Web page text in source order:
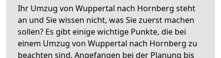
Ihr Umzug von Wuppertal nach Hornberg steht
an und Sie wissen nicht, was Sie zuerst machen
sollen? Es gibt einige wichtige Punkte, die bei
einem Umzug von Wuppertal nach Hornberg zu
beachten sind. Angefangen bei der Planung bis